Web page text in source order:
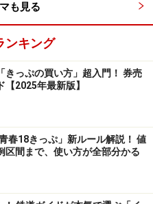
も見る
ンキング
きっぷの買い方」超入門！ 券売
2025年最新版】
春18きっぷ」新ルール解説！ 値
区間まで、使い方が全部分かる